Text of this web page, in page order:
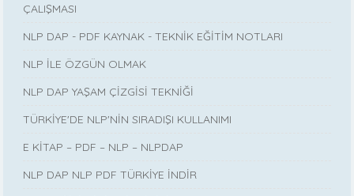
ÇALIŞMASI
NLP DAP - PDF KAYNAK - TEKNİK EĞİTİM NOTLARI
NLP İLE ÖZGÜN OLMAK
NLP DAP YAŞAM ÇİZGİSİ TEKNİĞİ
TÜRKİYE'DE NLP'NİN SIRADIŞI KULLANIMI
E KİTAP – PDF – NLP – NLPDAP
NLP DAP NLP PDF TÜRKİYE İNDİR